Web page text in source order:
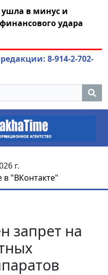
в минус и
удара
8-914-2-702-
г.
в "ВКонтакте"
запрет на